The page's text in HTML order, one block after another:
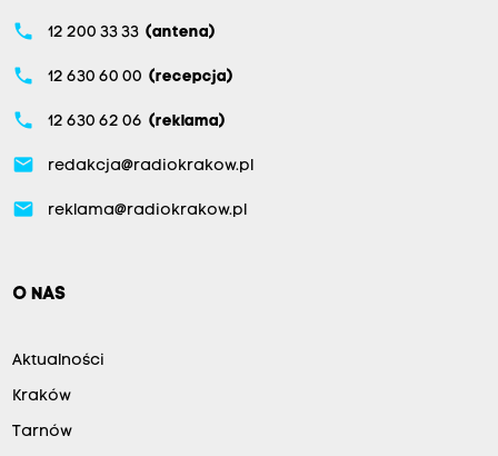
phone 12 200 33 33 (antena)
phone 12 630 60 00 (recepcja)
phone 12 630 62 06 (reklama)
email redakcja@radiokrakow.pl
email reklama@radiokrakow.pl
O NAS
Aktualności
Kraków
Tarnów